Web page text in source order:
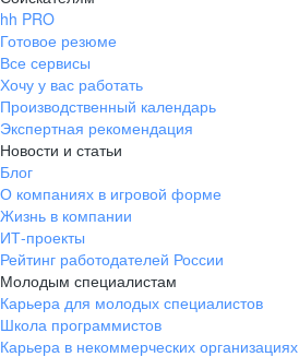
hh PRO
Готовое резюме
Все сервисы
Хочу у вас работать
Производственный календарь
Экспертная рекомендация
Новости и статьи
Блог
О компаниях в игровой форме
Жизнь в компании
ИТ-проекты
Рейтинг работодателей России
Молодым специалистам
Карьера для молодых специалистов
Школа программистов
Карьера в некоммерческих организациях